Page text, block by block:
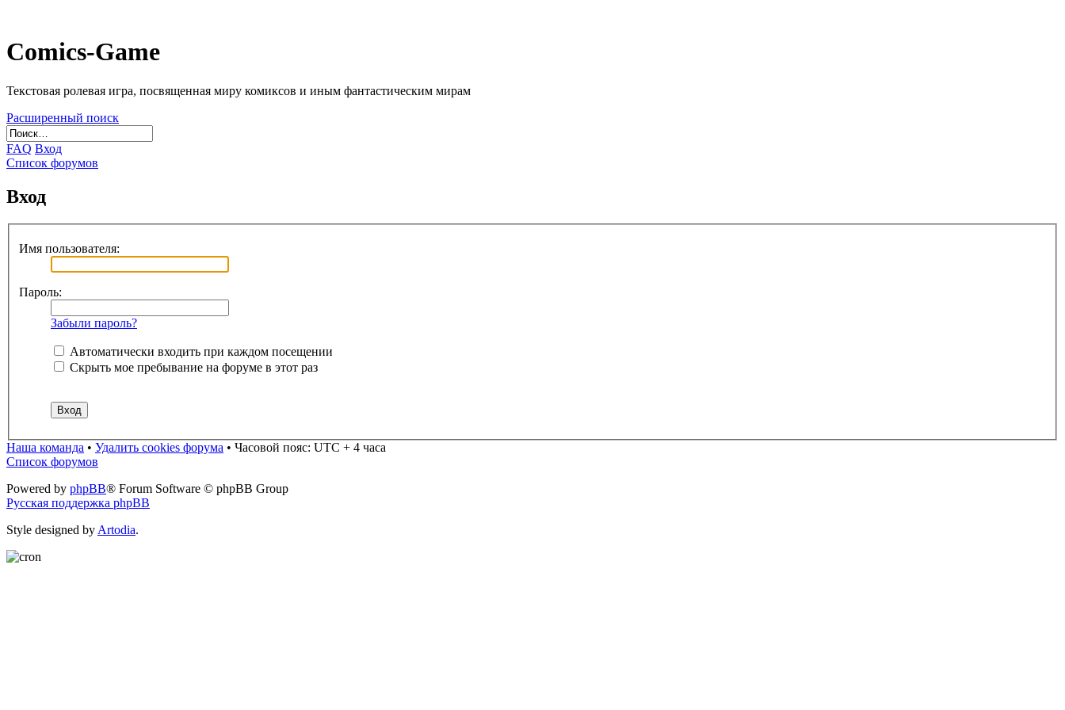
Comics-Game
Текстовая ролевая игра, посвященная миру комиксов и иным фантастическим мирам
Расширенный поиск
FAQ Вход
Список форумов
Вход
Имя пользователя:
Пароль:
Забыли пароль?
Автоматически входить при каждом посещении
Скрыть мое пребывание на форуме в этот раз
Наша команда • Удалить cookies форума • Часовой пояс: UTC + 4 часа
Список форумов
Powered by phpBB® Forum Software © phpBB Group
Русская поддержка phpBB
Style designed by Artodia.